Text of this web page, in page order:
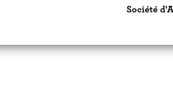
Société